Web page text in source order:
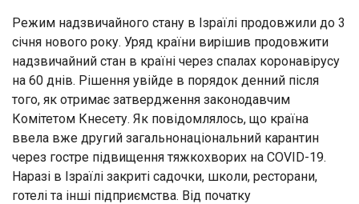
Режим надзвичайного стану в Ізраїлі продовжили до 3
січня нового року. Уряд країни вирішив продовжити
надзвичайний стан в країні через спалах коронавірусу
на 60 днів. Рішення увійде в порядок денний після
того, як отримає затвердження законодавчим
Комітетом Кнесету. Як повідомлялось, що країна
ввела вже другий загальнонаціональний карантин
через гостре підвищення тяжкохворих на COVID-19.
Наразі в Ізраїлі закриті садочки, школи, ресторани,
готелі та інші підприємства. Від початку